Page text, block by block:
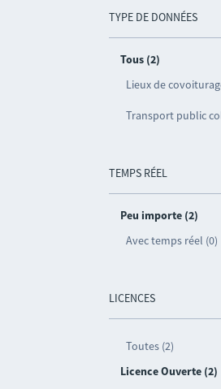
TYPE DE DONNÉES
Tous (2)
Lieux de
Transport public
TEMPS RÉEL
Peu importe (2)
Avec temps réel (0)
LICENCES
Toutes (2)
Licence Ouverte (2)